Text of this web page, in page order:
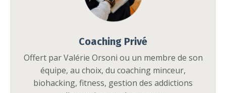
Coaching Privé
Offert par Valérie Orsoni ou un membre de son
équipe, au choix, du coaching minceur,
biohacking, fitness, gestion des addictions